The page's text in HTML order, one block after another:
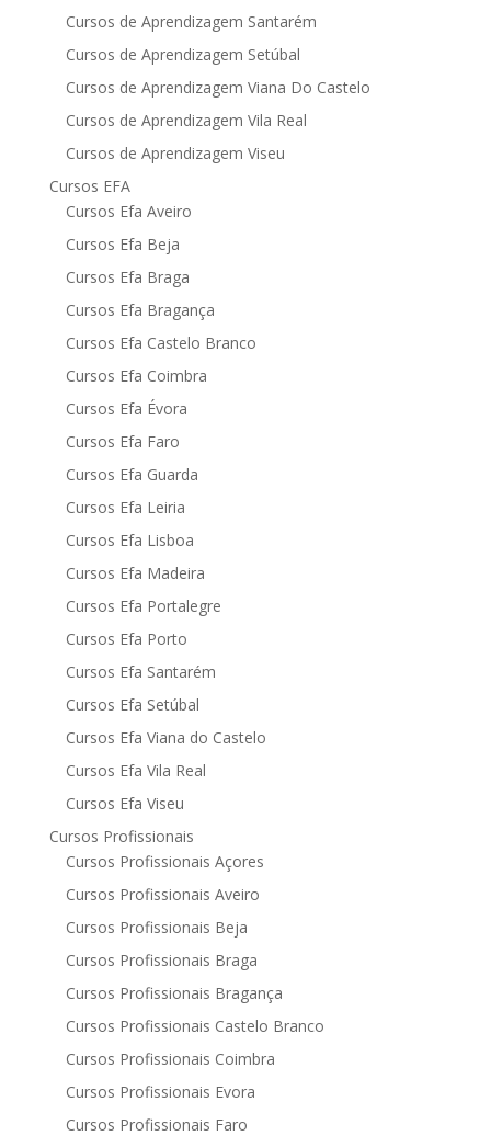
Cursos de Aprendizagem Santarém
Cursos de Aprendizagem Setúbal
Cursos de Aprendizagem Viana Do Castelo
Cursos de Aprendizagem Vila Real
Cursos de Aprendizagem Viseu
Cursos EFA
Cursos Efa Aveiro
Cursos Efa Beja
Cursos Efa Braga
Cursos Efa Bragança
Cursos Efa Castelo Branco
Cursos Efa Coimbra
Cursos Efa Évora
Cursos Efa Faro
Cursos Efa Guarda
Cursos Efa Leiria
Cursos Efa Lisboa
Cursos Efa Madeira
Cursos Efa Portalegre
Cursos Efa Porto
Cursos Efa Santarém
Cursos Efa Setúbal
Cursos Efa Viana do Castelo
Cursos Efa Vila Real
Cursos Efa Viseu
Cursos Profissionais
Cursos Profissionais Açores
Cursos Profissionais Aveiro
Cursos Profissionais Beja
Cursos Profissionais Braga
Cursos Profissionais Bragança
Cursos Profissionais Castelo Branco
Cursos Profissionais Coimbra
Cursos Profissionais Evora
Cursos Profissionais Faro